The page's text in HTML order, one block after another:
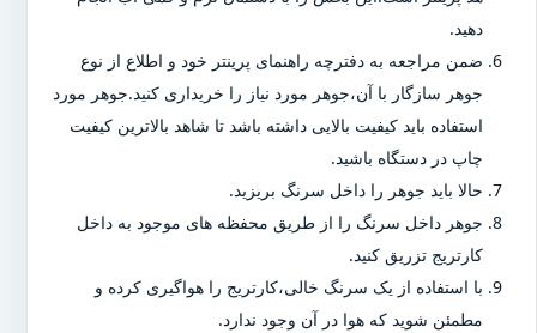
دهید.
ضمن مراجعه به دفترچه راهنمای پرینتر خود و اطلاع از نوع
جوهر سازگار با آن،جوهر مورد نیاز را خریداری کنید.جوهر مورد
استفاده باید کیفیت بالایی داشته باشد تا شاهد بالاترین کیفیت
چاپ در دستگاه باشید.
حالا باید جوهر را داخل سرنگ بریزید.
جوهر داخل سرنگ را از طریق محفظه های موجود به داخل
کارتریج تزریق کنید.
با استفاده از یک سرنگ خالی،کارتریج را هواگیری کرده و
مطمئن شوید که هوا در آن وجود ندارد.